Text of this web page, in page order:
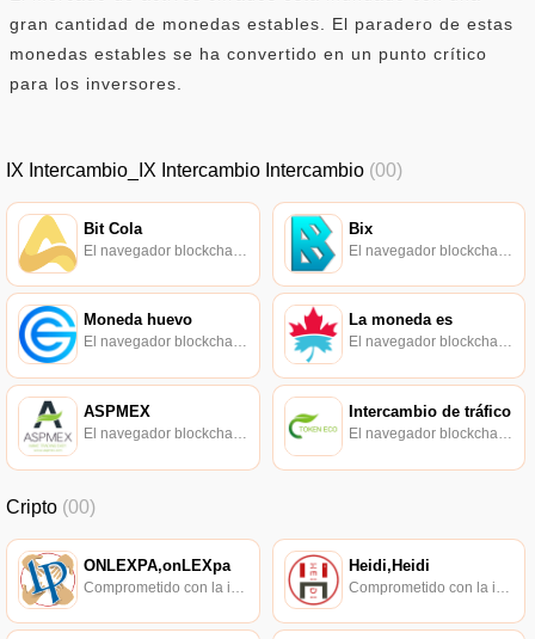
gran cantidad de monedas estables. El paradero de estas
monedas estables se ha convertido en un punto crítico
para los inversores.
IX Intercambio_IX Intercambio Intercambio (00)
Bit Cola Bix
Moneda huevo
El navegador blockchain soportado oficialmente por Ethereum, consulta de transacciones en tiempo real.
La moneda es
El navegador blockchain soportado oficialmente por Ethereum, consulta de transacciones en tiempo real.
ASPMEX
El navegador blockchain soportado oficialmente por Ethereum, consulta de transacciones en tiempo real.
Intercambio de tráfico
El navegador blockchain soportado oficialmente por Ethereum, consulta de transacciones en tiempo real.
Cripto (00)
ONLEXPA,onLEXpa Heidi,Heidi